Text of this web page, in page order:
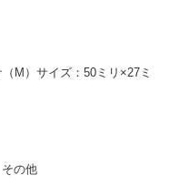
）サイズ：50ミリ×27ミ
の他